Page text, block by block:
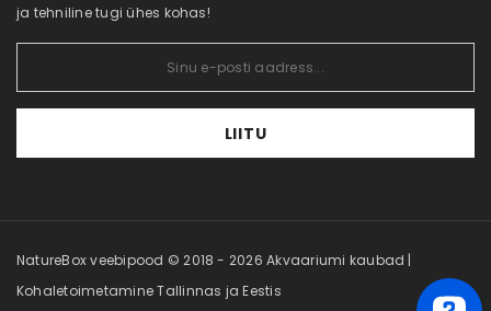
ja tehniline tugi ühes kohas!
LIITU
NatureBox veebipood © 2018 - 2026 Akvaariumi kaubad |
Kohaletoimetamine Tallinnas ja Eestis